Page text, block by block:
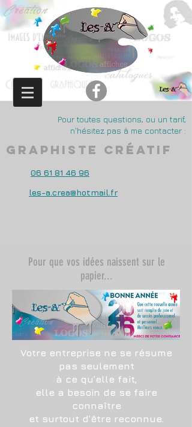
Pour toutes questions, ou un tarif,
n'hésitez pas à me contacter :
Graphiste créatif
06 61 81 46 96
les-a.crea@hotmail.fr
Pour que vos idées naissent sur le
papier...
Votre entreprise ne se résume
pas seulement
à ce qu’elle fait,
elle a besoin de se faire
connaître
et surtout d’être reconnue.